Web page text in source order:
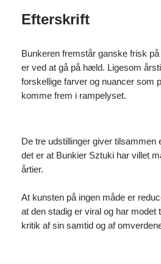
Efterskrift
Bunkeren fremstår ganske frisk
er ved at gå på hæld. Ligesom
forskellige farver og nuancer som
komme frem i rampelyset.
De tre udstillinger giver tilsammen
det er at Bunkier Sztuki har villet
årtier.
At kunsten på ingen måde er
at den stadig er viral og har modet
kritik af sin samtid og af